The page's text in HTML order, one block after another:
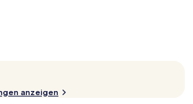
Ein Außenpool, eine Poolbar und
weiteren Highlights. Andere
über das hilfsbereite Personal zu
anzeigen